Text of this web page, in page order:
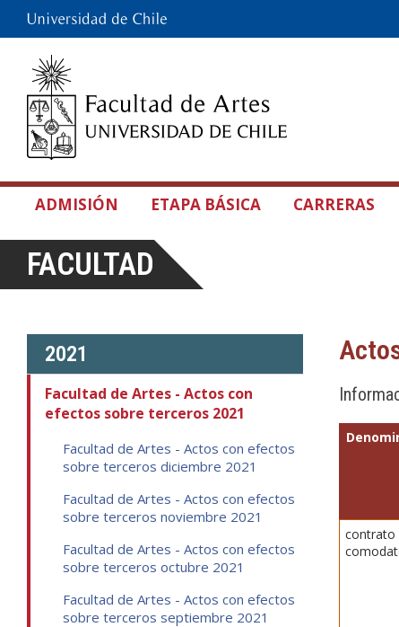
ADMISIÓN ETAPA BÁSICA CARRERAS
FACULTAD
2021
Facultad de Artes - Actos con
efectos sobre terceros 2021
Facultad de Artes - Actos con efectos
sobre terceros diciembre 2021
Facultad de Artes - Actos con efectos
sobre terceros noviembre 2021
Facultad de Artes - Actos con efectos
sobre terceros octubre 2021
Facultad de Artes - Actos con efectos
sobre terceros septiembre 2021
contrato